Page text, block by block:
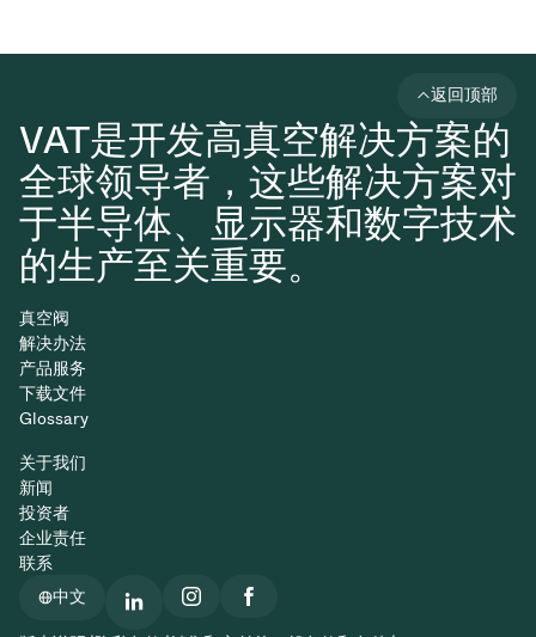
VAT是开发高真空解决方案的
全球领导者，这些解决方案对
于半导体、显示器和数字技术
的生产至关重要。
返回顶部
真空阀
解决办法
产品服务
下载文件
Glossary
关于我们
新闻
投资者
企业责任
联系
中文